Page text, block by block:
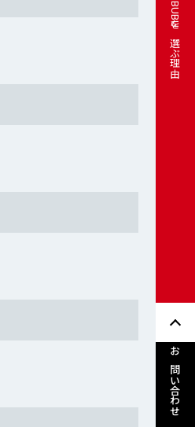
BUBUを選ぶ理由
お問い合わせ